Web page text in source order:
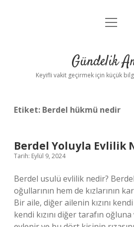
Anasayfa
Yasal Uyarı
menüyü
Gündelik
Keyifli vakit geçirmek için küçük
Etiket: Berdel hükmü nedir
Berdel Yoluyla Evlilik
Tarih: Eylül 9, 2024
Berdel usulü evlilik nedir?
oğullarının hem de kızlarının
Bir aile, diğer ailenin kızını
kendi kızını diğer tarafın